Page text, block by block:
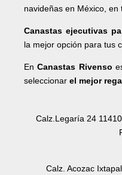
navideñas en México, en
Canastas ejecutivas
la mejor opción para tus
EnCanastas Rivenso
seleccionar el mejor
Calz.Legaría 24
Calz. Acozac